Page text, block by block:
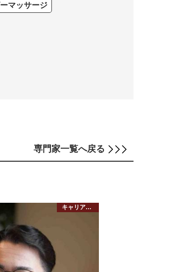
マッサージ
専門家一覧へ戻る
キャリアコンサルタント